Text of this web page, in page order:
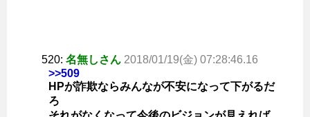
520: 名無しさん 2018/01/19(金) 07:28:46.16
>>509
HPが詐欺ならみんなが不安になって下がるだ
ろ